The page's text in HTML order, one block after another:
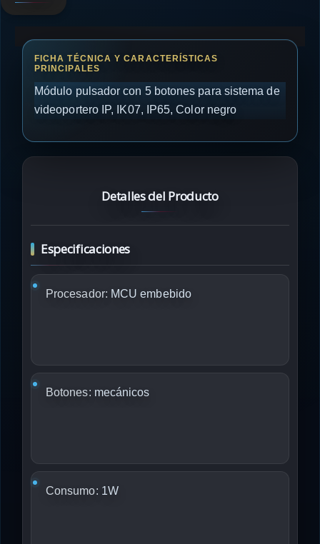
Módulo pulsador con 5 botones para sistema de
videoportero IP, IK07, IP65, Color negro
Detalles del Producto
Especificaciones
Procesador: MCU embebido
Botones: mecánicos
Consumo: 1W